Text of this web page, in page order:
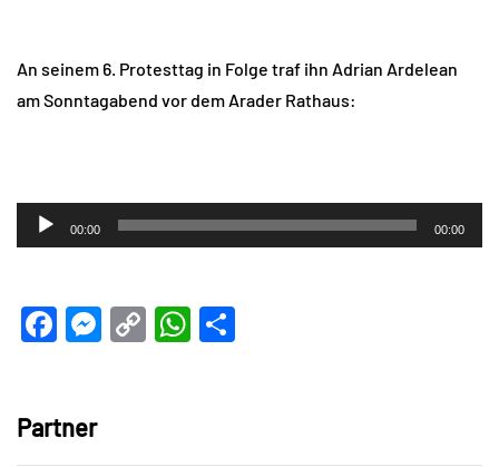
An seinem 6. Protesttag in Folge traf ihn Adrian Ardelean
am Sonntagabend vor dem Arader Rathaus:
Audio-
Player
00:00 00:00
Facebook
Messenger
CopyWhatsApp
Partner